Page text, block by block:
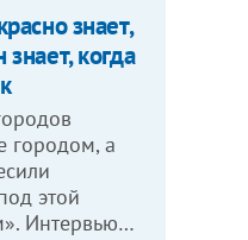
знает,
когда
городом, а
этой
Интервью…